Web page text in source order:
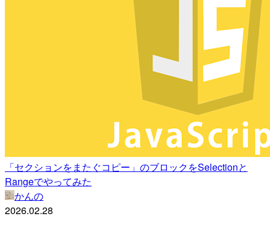
「セクションをまたぐコピー」のブロックをSelectionと
Rangeでやってみた
かんの
2026.02.28